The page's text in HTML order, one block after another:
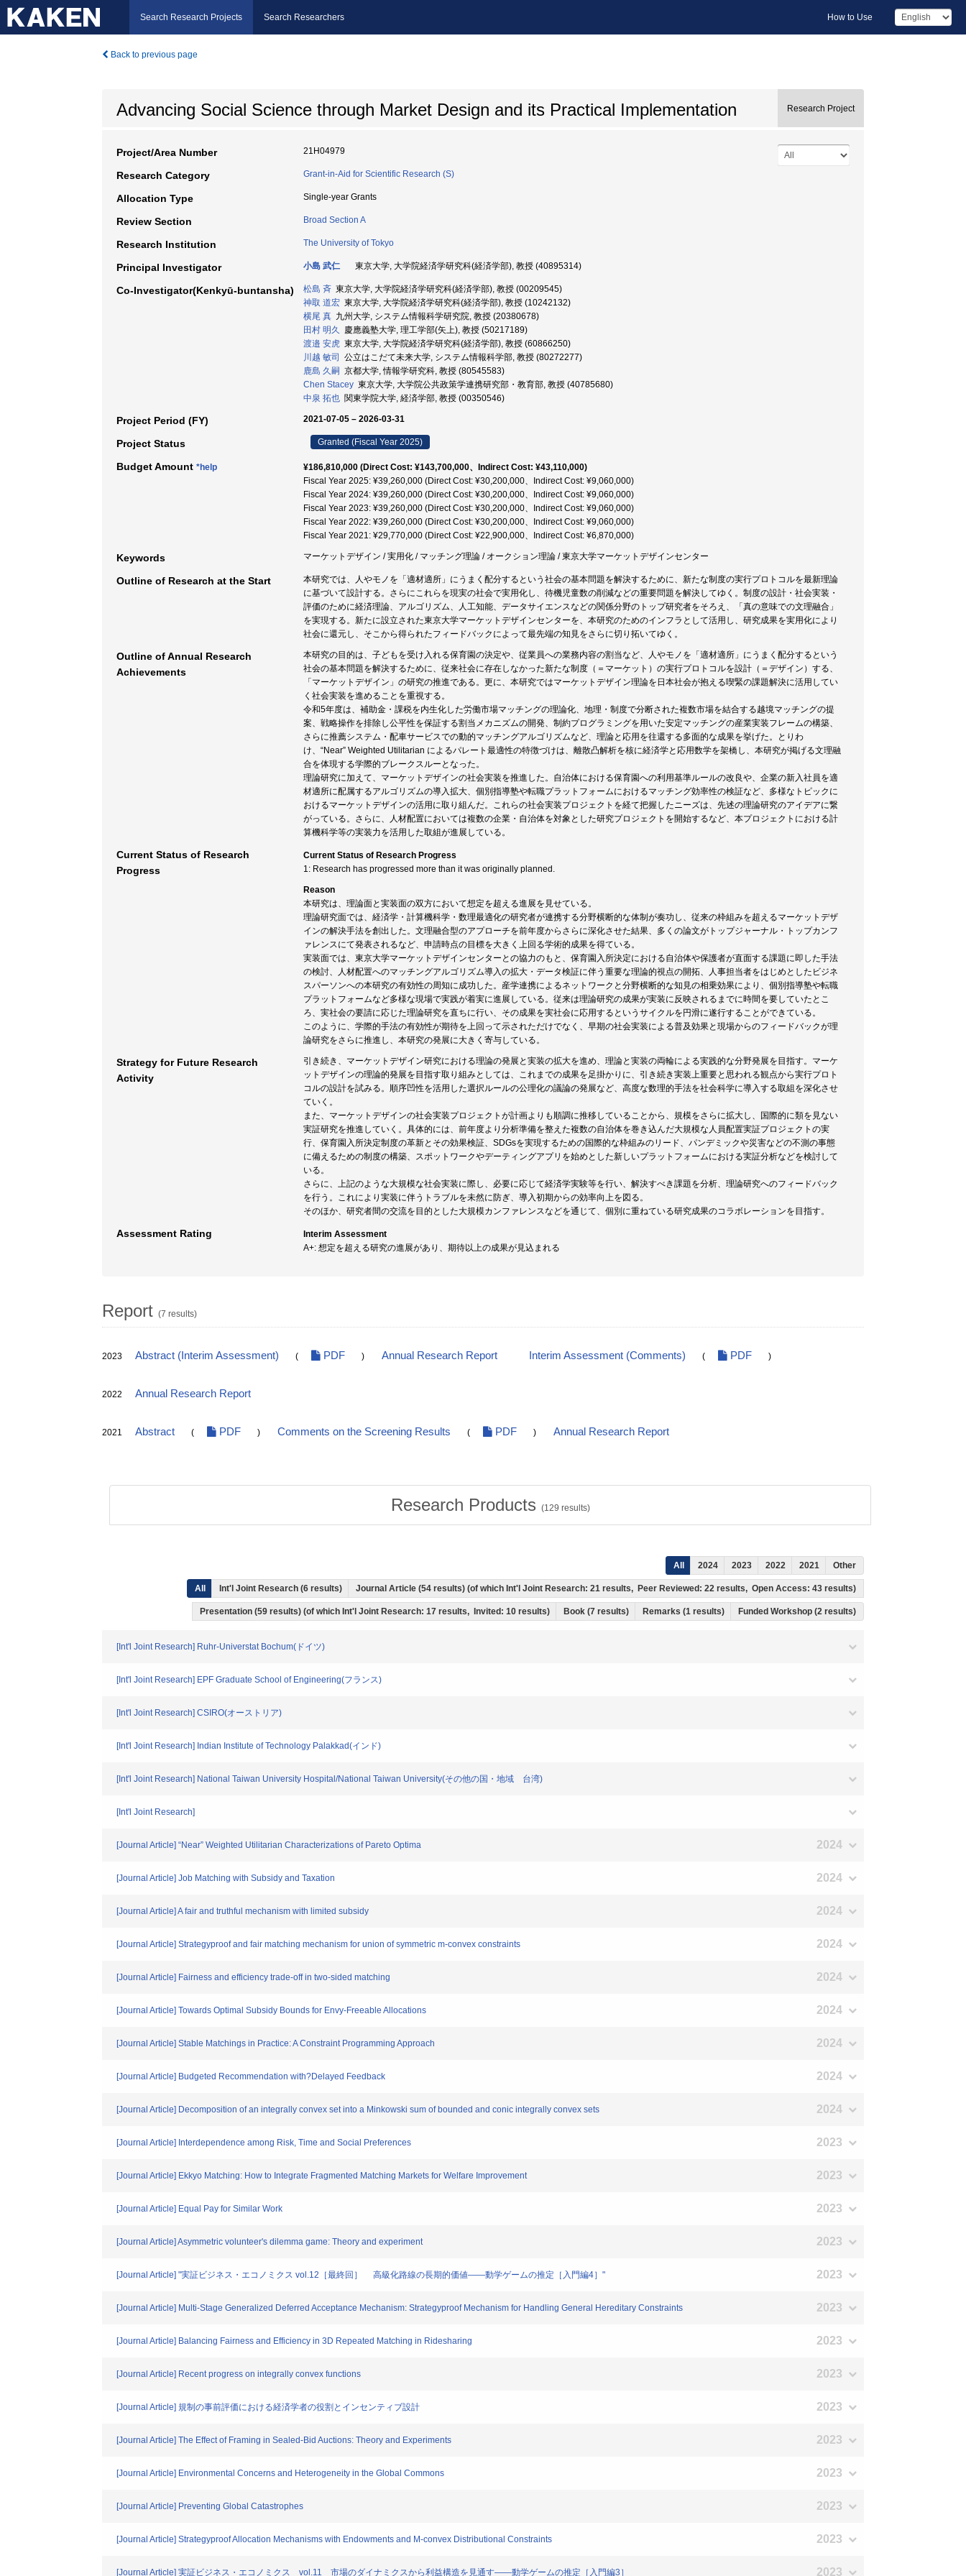
Search Research Projects Search Researchers How to Use
Back to previous page
Advancing Social Science through Market Design and its Practical Implementation Research Project
Project/Area Number 21H04979
Research Category Grant-in-Aid for Scientific Research (S)
Allocation Type Single-year Grants
Review Section Broad Section A
Research Institution The University of Tokyo
Principal Investigator 小島 武仁 東京大学, 大学院経済学研究科(経済学部), 教授 (40895314)
Co-Investigator(Kenkyū-buntansha) 松島 斉 東京大学, 大学院経済学研究科(経済学部), 教授 (00209545)
神取 道宏 東京大学, 大学院経済学研究科(経済学部), 教授 (10242132)
横尾 真 九州大学, システム情報科学研究院, 教授 (20380678)
田村 明久
慶應義塾大学, 理工学部(矢上), 教授 (50217189)
渡邉 安虎 東京大学, 大学院経済学研究科(経済学部), 教授 (60866250)
川越 敏司
公立はこだて未来大学, システム情報科学部, 教授 (80272277)
鹿島 久嗣 京都大学, 情報学研究科, 教授 (80545583)
Chen Stacey 東京大学, 大学院公共政策学連携研究部・教育部, 教授 (40785680)
中泉 拓也 関東学院大学, 経済学部, 教授 (00350546)
Project Period (FY) 2021-07-05 – 2026-03-31
Project Status Granted (Fiscal Year 2025)
Budget Amount *help
¥186,810,000 (Direct Cost: ¥143,700,000、Indirect Cost: ¥43,110,000)
Fiscal Year 2025: ¥39,260,000 (Direct Cost: ¥30,200,000、Indirect Cost: ¥9,060,000)
Fiscal Year 2024: ¥39,260,000 (Direct Cost: ¥30,200,000、Indirect Cost: ¥9,060,000)
Fiscal Year 2023: ¥39,260,000 (Direct Cost: ¥30,200,000、Indirect Cost: ¥9,060,000)
Fiscal Year 2022: ¥39,260,000 (Direct Cost: ¥30,200,000、Indirect Cost: ¥9,060,000)
Fiscal Year 2021: ¥29,770,000 (Direct Cost: ¥22,900,000、Indirect Cost: ¥6,870,000)
Keywords マーケットデザイン / 実用化 / マッチング理論 / オークション理論 / 東京大学マーケットデザインセンター
Outline of Research at the Start
本研究では、人やモノを「適材適所」にうまく配分するという社会の基本問題を解決するために、新たな制度の実行プロトコルを最新理論
に基づいて設計する。さらにこれらを現実の社会で実用化し、待機児童数の削減などの重要問題を解決してゆく。制度の設計・社会実装・
評価のために経済理論、アルゴリズム、人工知能、データサイエンスなどの関係分野のトップ研究者をそろえ、「真の意味での文理融合」
を実現する。新たに設立された東京大学マーケットデザインセンターを、本研究のためのインフラとして活用し、研究成果を実用化により
社会に還元し、そこから得られたフィードバックによって最先端の知見をさらに切り拓いてゆく。
Outline of Annual Research
Achievements
本研究の目的は、子どもを受け入れる保育園の決定や、従業員への業務内容の割当など、人やモノを「適材適所」にうまく配分するという
社会の基本問題を解決するために、従来社会に存在しなかった新たな制度（＝マーケット）の実行プロトコルを設計（＝デザイン）する、
「マーケットデザイン」の研究の推進である。更に、本研究ではマーケットデザイン理論を日本社会が抱える喫緊の課題解決に活用してい
く社会実装を進めることを重視する。
令和5年度は、補助金・課税を内生化した労働市場マッチングの理論化、地理・制度で分断された複数市場を結合する越境マッチングの提
案、戦略操作を排除し公平性を保証する割当メカニズムの開発、制約プログラミングを用いた安定マッチングの産業実装フレームの構築、
さらに推薦システム・配車サービスでの動的マッチングアルゴリズムなど、理論と応用を往還する多面的な成果を挙げた。とりわ
け、“Near” Weighted Utilitarian によるパレート最適性の特徴づけは、離散凸解析を核に経済学と応用数学を架橋し、本研究が掲げる文理融
合を体現する学際的ブレークスルーとなった。
理論研究に加えて、マーケットデザインの社会実装を推進した。自治体における保育園への利用基準ルールの改良や、企業の新入社員を適
材適所に配属するアルゴリズムの導入拡大、個別指導塾や転職プラットフォームにおけるマッチング効率性の検証など、多様なトピックに
おけるマーケットデザインの活用に取り組んだ。これらの社会実装プロジェクトを経て把握したニーズは、先述の理論研究のアイデアに繋
がっている。さらに、人材配置においては複数の企業・自治体を対象とした研究プロジェクトを開始するなど、本プロジェクトにおける計
算機科学等の実装力を活用した取組が進展している。
Current Status of Research
Progress
Current Status of Research Progress
1: Research has progressed more than it was originally planned.
Reason
本研究は、理論面と実装面の双方において想定を超える進展を見せている。
理論研究面では、経済学・計算機科学・数理最適化の研究者が連携する分野横断的な体制が奏功し、従来の枠組みを超えるマーケットデザ
インの解決手法を創出した。文理融合型のアプローチを前年度からさらに深化させた結果、多くの論文がトップジャーナル・トップカンフ
ァレンスにて発表されるなど、申請時点の目標を大きく上回る学術的成果を得ている。
実装面では、東京大学マーケットデザインセンターとの協力のもと、保育園入所決定における自治体や保護者が直面する課題に即した手法
の検討、人材配置へのマッチングアルゴリズム導入の拡大・データ検証に伴う重要な理論的視点の開拓、人事担当者をはじめとしたビジネ
スパーソンへの本研究の有効性の周知に成功した。産学連携によるネットワークと分野横断的な知見の相乗効果により、個別指導塾や転職
プラットフォームなど多様な現場で実践が着実に進展している。従来は理論研究の成果が実装に反映されるまでに時間を要していたとこ
ろ、実社会の要請に応じた理論研究を直ちに行い、その成果を実社会に応用するというサイクルを円滑に遂行することができている。
このように、学際的手法の有効性が期待を上回って示されただけでなく、早期の社会実装による普及効果と現場からのフィードバックが理
論研究をさらに推進し、本研究の発展に大きく寄与している。
Strategy for Future Research
Activity
引き続き、マーケットデザイン研究における理論の発展と実装の拡大を進め、理論と実装の両輪による実践的な分野発展を目指す。マーケ
ットデザインの理論的発展を目指す取り組みとしては、これまでの成果を足掛かりに、引き続き実装上重要と思われる観点から実行プロト
コルの設計を試みる。順序凹性を活用した選択ルールの公理化の議論の発展など、高度な数理的手法を社会科学に導入する取組を深化させ
ていく。
また、マーケットデザインの社会実装プロジェクトが計画よりも順調に推移していることから、規模をさらに拡大し、国際的に類を見ない
実証研究を推進していく。具体的には、前年度より分析準備を整えた複数の自治体を巻き込んだ大規模な人員配置実証プロジェクトの実
行、保育園入所決定制度の革新とその効果検証、SDGsを実現するための国際的な枠組みのリード、パンデミックや災害などの不測の事態
に備えるための制度の構築、スポットワークやデーティングアプリを始めとした新しいプラットフォームにおける実証分析などを検討して
いる。
さらに、上記のような大規模な社会実装に際し、必要に応じて経済学実験等を行い、解決すべき課題を分析、理論研究へのフィードバック
を行う。これにより実装に伴うトラブルを未然に防ぎ、導入初期からの効率向上を図る。
そのほか、研究者間の交流を目的とした大規模カンファレンスなどを通じて、個別に重ねている研究成果のコラボレーションを目指す。
Assessment Rating
Interim Assessment
A+: 想定を超える研究の進展があり、期待以上の成果が見込まれる
Report (7 results)
2023 Abstract (Interim Assessment) ( PDF ) Annual Research Report Interim Assessment (Comments) ( PDF )
2022 Annual Research Report
2021 Abstract ( PDF ) Comments on the Screening Results ( PDF ) Annual Research Report
Research Products (129 results)
All 2024 2023 2022 2021 Other
All Int'l Joint Research (6 results) Journal Article (54 results) (of which Int'l Joint Research: 21 results, Peer Reviewed: 22 results, Open Access: 43 results)
Presentation (59 results) (of which Int'l Joint Research: 17 results, Invited: 10 results) Book (7 results) Remarks (1 results) Funded Workshop (2 results)
[Int'l Joint Research] Ruhr-Universtat Bochum(ドイツ)
[Int'l Joint Research] EPF Graduate School of Engineering(フランス)
[Int'l Joint Research] CSIRO(オーストリア)
[Int'l Joint Research] Indian Institute of Technology Palakkad(インド)
[Int'l Joint Research] National Taiwan University Hospital/National Taiwan University(その他の国・地域 台湾)
[Int'l Joint Research]
[Journal Article] “Near” Weighted Utilitarian Characterizations of Pareto Optima 2024
[Journal Article] Job Matching with Subsidy and Taxation 2024
[Journal Article] A fair and truthful mechanism with limited subsidy 2024
[Journal Article] Strategyproof and fair matching mechanism for union of symmetric m-convex constraints 2024
[Journal Article] Fairness and efficiency trade-off in two-sided matching 2024
[Journal Article] Towards Optimal Subsidy Bounds for Envy-Freeable Allocations 2024
[Journal Article] Stable Matchings in Practice: A Constraint Programming Approach 2024
[Journal Article] Budgeted Recommendation with?Delayed Feedback 2024
[Journal Article] Decomposition of an integrally convex set into a Minkowski sum of bounded and conic integrally convex sets 2024
[Journal Article] Interdependence among Risk, Time and Social Preferences 2023
[Journal Article] Ekkyo Matching: How to Integrate Fragmented Matching Markets for Welfare Improvement 2023
[Journal Article] Equal Pay for Similar Work 2023
[Journal Article] Asymmetric volunteer's dilemma game: Theory and experiment 2023
[Journal Article] "実証ビジネス・エコノミクス vol.12［最終回］ 高級化路線の長期的価値――動学ゲームの推定［入門編4］" 2023
[Journal Article] Multi-Stage Generalized Deferred Acceptance Mechanism: Strategyproof Mechanism for Handling General Hereditary Constraints 2023
[Journal Article] Balancing Fairness and Efficiency in 3D Repeated Matching in Ridesharing 2023
[Journal Article] Recent progress on integrally convex functions 2023
[Journal Article] 規制の事前評価における経済学者の役割とインセンティブ設計 2023
[Journal Article] The Effect of Framing in Sealed-Bid Auctions: Theory and Experiments 2023
[Journal Article] Environmental Concerns and Heterogeneity in the Global Commons 2023
[Journal Article] Preventing Global Catastrophes 2023
[Journal Article] Strategyproof Allocation Mechanisms with Endowments and M-convex Distributional Constraints 2023
[Journal Article] 実証ビジネス・エコノミクス vol.11 市場のダイナミクスから利益構造を見通す――動学ゲームの推定［入門編3］ 2023